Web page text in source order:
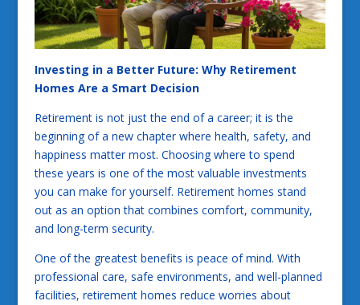
Investing in a Better Future: Why Retirement
Homes Are a Smart Decision
Retirement is not just the end of a career; it is the
beginning of a new chapter where health, safety, and
happiness matter most. Choosing where to spend
these years is one of the most valuable investments
you can make for yourself. Retirement homes stand
out as an option that combines comfort, community,
and long-term security.
One of the greatest benefits is peace of mind. With
professional care, safe environments, and well-planned
facilities, retirement homes reduce worries about